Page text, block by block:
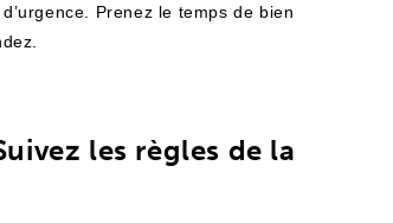
Prenez le temps de bien
les règles de la